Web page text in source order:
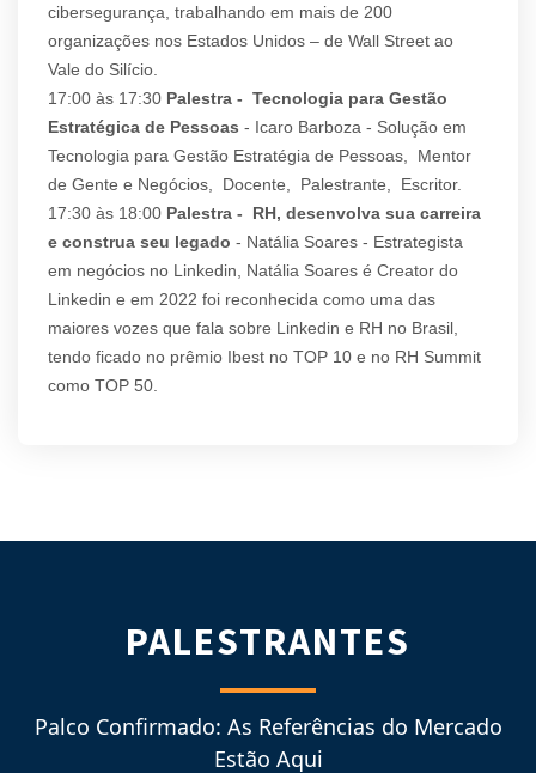
cibersegurança, trabalhando em mais de 200
organizações nos Estados Unidos – de Wall Street ao
Vale do Silício.
17:00 às 17:30 Palestra - Tecnologia para Gestão
Estratégica de Pessoas - Icaro Barboza - Solução em
Tecnologia para Gestão Estratégia de Pessoas, Mentor
de Gente e Negócios, Docente, Palestrante, Escritor.
17:30 às 18:00 Palestra - RH, desenvolva sua carreira
e construa seu legado - Natália Soares - Estrategista
em negócios no Linkedin, Natália Soares é Creator do
Linkedin e em 2022 foi reconhecida como uma das
maiores vozes que fala sobre Linkedin e RH no Brasil,
tendo ficado no prêmio Ibest no TOP 10 e no RH Summit
como TOP 50.
PALESTRANTES
Palco Confirmado: As Referências do Mercado
Estão Aqui